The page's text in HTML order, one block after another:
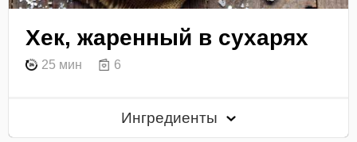
Хек, жаренный в сухарях
25 мин 6
Ингредиенты